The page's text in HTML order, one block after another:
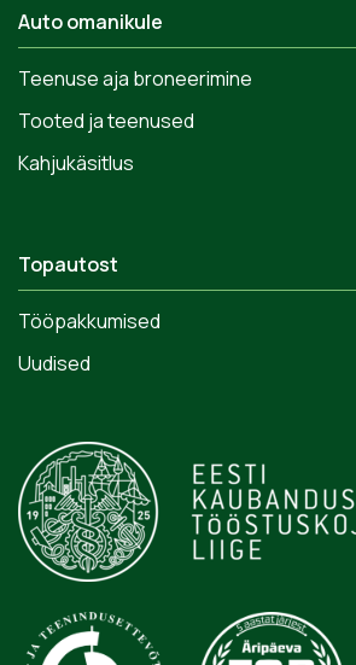
Auto omanikule
Teenuse aja broneerimine
Tooted ja teenused
Kahjukäsitlus
Topautost
Tööpakkumised
Uudised